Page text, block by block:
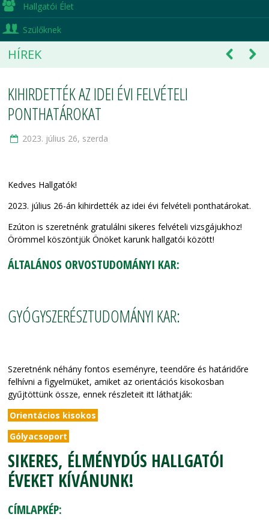
Hallgatói Élet
Szülőknek
HÍREK
KIHIRDETTÉK AZ IDEI ÉVI FELVÉTELI
PONTHATÁROKAT
2023. július 26, szerda
Kedves Hallgatók!
2023. július 26-án kihirdették az idei évi felvételi ponthatárokat.
Ezúton is szeretnénk gratulálni sikeres felvételi vizsgájukhoz!
Örömmel köszöntjük Önöket karunk hallgatói között!
ÁLTALÁNOS ORVOSTUDOMÁNYI KAR:
GYÓGYSZERÉSZTUDOMÁNYI KAR:
Szeretnénk néhány fontos eseményre, teendőre és határidőre
felhívni a figyelmüket, amiket az orientációs kisokosban
gyűjtöttünk össze, ennek részleteit itt láthatják:
Orientácios kisokos
Gólyacsoport
SIKERES, ÉLMÉNYDÚS HALLGATÓI
ÉVEKET KÍVÁNUNK!
CÍMLAPKÉP: